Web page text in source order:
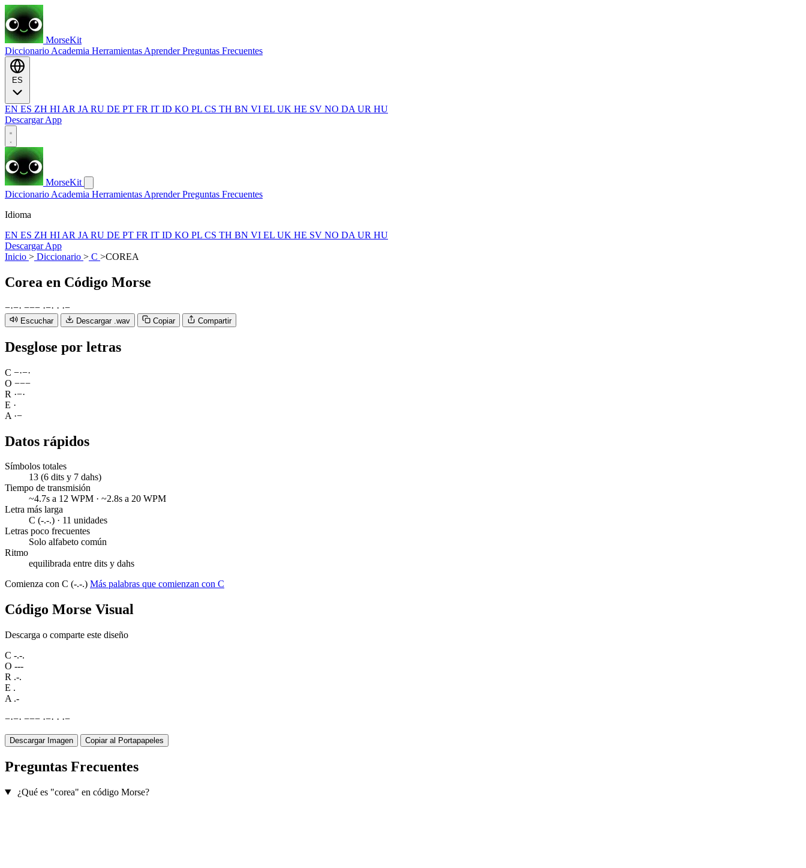
MorseKit
Diccionario Academia Herramientas AprenderPreguntas Frecuentes
EN ES ZH HI AR JA RU DE PT FR IT ID KO PL CS TH BN VI EL UK HE SV NO DA UR HU
Descargar App
MorseKit
Diccionario Academia Herramientas AprenderPreguntas Frecuentes
Idioma
EN ES ZH HI AR JA RU DE PT FR IT ID KO PL CS TH BN VI EL UK HE SV NO DA UR HU
Descargar App
Inicio > Diccionario > C >COREA
Corea en Código Morse
−·−· −−− ·−· · ·−
Escuchar Descargar .wav Copiar Compartir
Desglose por letras
C −·−·
O −−−
R ·−·
E ·
A ·−
Datos rápidos
Símbolos totales
13 (6 dits y 7 dahs)
Tiempo de transmisión
~4.7s a 12 WPM · ~2.8s a 20 WPM
Letra más larga
C (-.-.) · 11 unidades
Letras poco frecuentes
Solo alfabeto común
Ritmo
equilibrada entre dits y dahs
Comienza con C (-.-.) Más palabras que comienzan con C
Código Morse Visual
Descarga o comparte este diseño
C -.-.
O ---
R .-.
E .
A .-
−·−· −−− ·−· · ·−
Descargar Imagen Copiar al Portapapeles
Preguntas Frecuentes
¿Qué es "corea" en código Morse?